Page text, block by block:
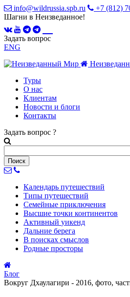
info@wildrussia.spb.ru
+7 (812)
Шагни в Неизведанное!
Задать вопрос
ENG
Туры
О нас
Клиентам
Новости и блоги
Контакты
Задать вопрос ?
Календарь путешествий
Типы путешествий
Семейные приключения
Высшие точки континентов
Активный уикенд
Дальние берега
В поисках смыслов
Родные просторы
Блог
Вокруг Дхаулагири - 2016, фото,